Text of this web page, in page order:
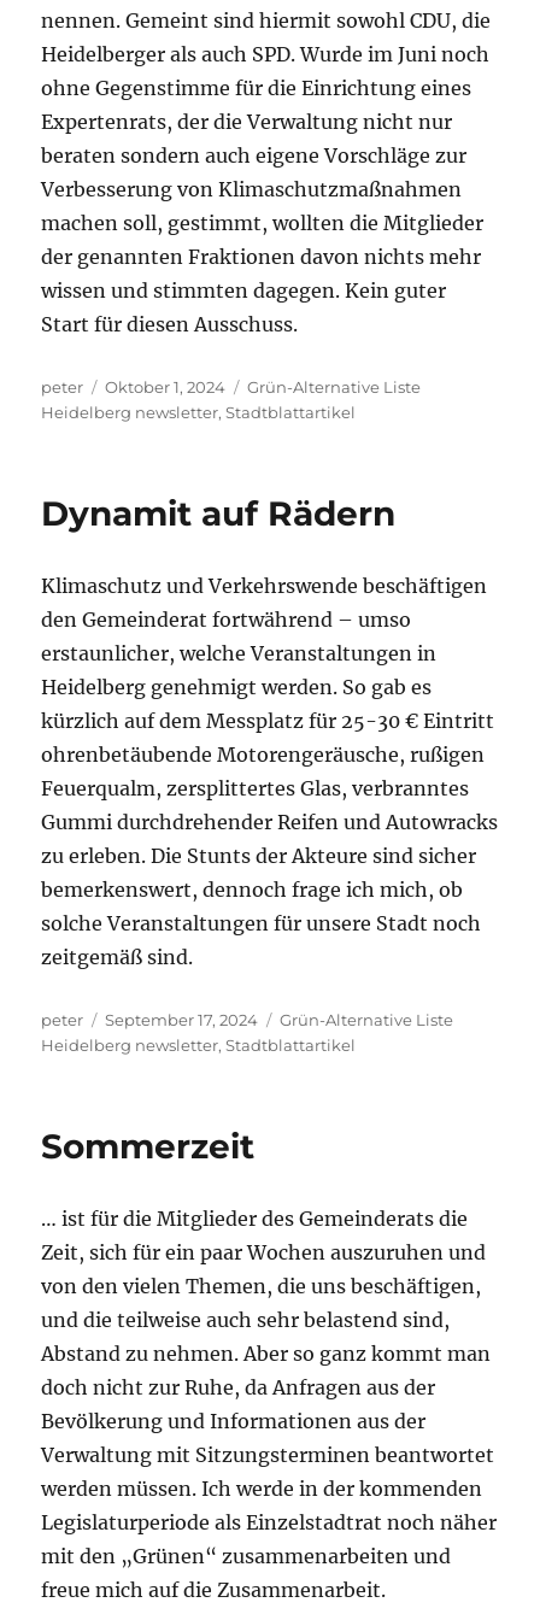
nennen. Gemeint sind hiermit sowohl CDU, die
Heidelberger als auch SPD. Wurde im Juni noch
ohne Gegenstimme für die Einrichtung eines
Expertenrats, der die Verwaltung nicht nur
beraten sondern auch eigene Vorschläge zur
Verbesserung von Klimaschutzmaßnahmen
machen soll, gestimmt, wollten die Mitglieder
der genannten Fraktionen davon nichts mehr
wissen und stimmten dagegen. Kein guter
Start für diesen Ausschuss.
Autor
peter
Veröffentlicht
am
Oktober 1, 2024 Kategorien
Grün-Alternative Liste
Heidelberg newsletter,Stadtblattartikel
Dynamit auf Rädern
Klimaschutz und Verkehrswende beschäftigen
den Gemeinderat fortwährend – umso
erstaunlicher, welche Veranstaltungen in
Heidelberg genehmigt werden. So gab es
kürzlich auf dem Messplatz für 25-30 € Eintritt
ohrenbetäubende Motorengeräusche, rußigen
Feuerqualm, zersplittertes Glas, verbranntes
Gummi durchdrehender Reifen und Autowracks
zu erleben. Die Stunts der Akteure sind sicher
bemerkenswert, dennoch frage ich mich, ob
solche Veranstaltungen für unsere Stadt noch
zeitgemäß sind.
Autor
peter
Veröffentlicht
am
September 17, 2024 Kategorien
Grün-Alternative Liste
Heidelberg newsletter,Stadtblattartikel
Sommerzeit
… ist für die Mitglieder des Gemeinderats die
Zeit, sich für ein paar Wochen auszuruhen und
von den vielen Themen, die uns beschäftigen,
und die teilweise auch sehr belastend sind,
Abstand zu nehmen. Aber so ganz kommt man
doch nicht zur Ruhe, da Anfragen aus der
Bevölkerung und Informationen aus der
Verwaltung mit Sitzungsterminen beantwortet
werden müssen. Ich werde in der kommenden
Legislaturperiode als Einzelstadtrat noch näher
mit den „Grünen“ zusammenarbeiten und
freue mich auf die Zusammenarbeit.